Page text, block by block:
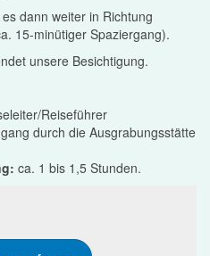
dann weiter in Richtung
15-minütiger Spaziergang).
unsere Besichtigung.
Reiseführer
durch die Ausgrabungsstätte
ca. 1 bis 1,5 Stunden.